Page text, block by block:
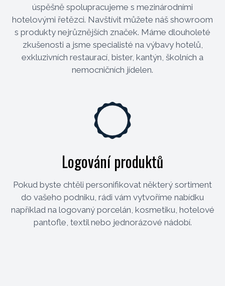
úspěšně spolupracujeme s mezinárodními
hotelovými řetězci. Navštívit můžete náš showroom
s produkty nejrůznějších značek. Máme dlouholeté
zkušenosti a jsme specialisté na výbavy hotelů,
exkluzivních restaurací, bister, kantýn, školních a
nemocničních jídelen.
Logování produktů
Pokud byste chtěli personifikovat některý sortiment
do vašeho podniku, rádi vám vytvoříme nabídku
například na logovaný porcelán, kosmetiku, hotelové
pantofle, textil nebo jednorázové nádobí.